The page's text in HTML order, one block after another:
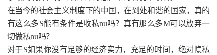
在当今的社会主义制度下的中国，在到处和谐的国家，真的
有这么多S能有条件是收私nu吗？真有那么多M可以放弃一
切做私nu吗？
对于S如果你没有足够的经济实力，充足的时间，绝对隐私